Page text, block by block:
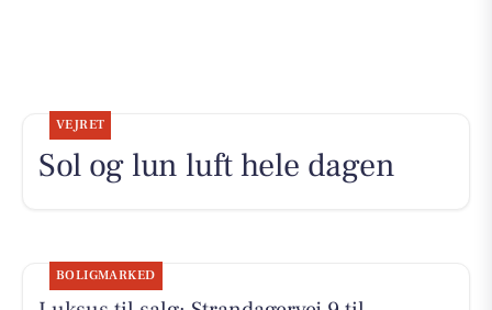
VEJRET
Sol og lun luft hele dagen
BOLIGMARKED